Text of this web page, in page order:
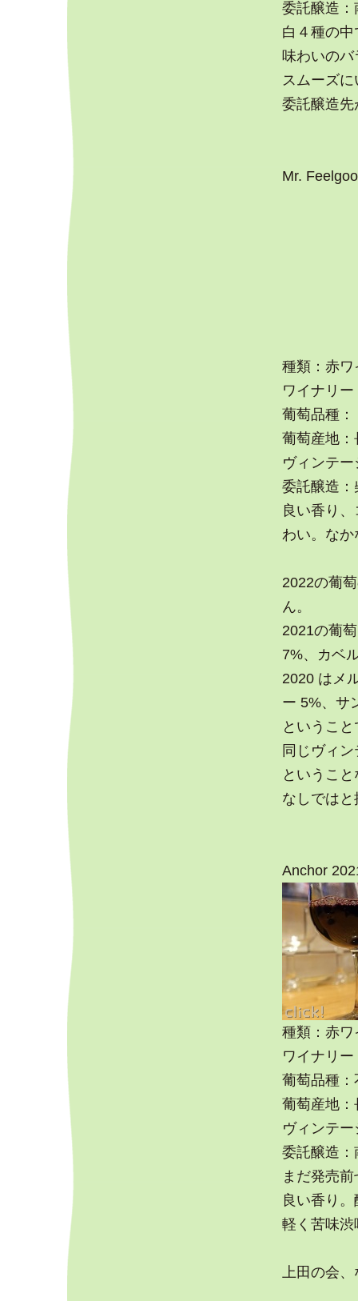
委託醸造：
白４種の
味わいの
スムーズ
委託醸造
Mr.
種類：赤ワ
ワイナリ
葡萄品種
葡萄産地
ヴィンテ
委託醸造：
良い香り
わい。な
2022の葡
ん。
2021の葡
7%、カベ
2020 はメ
ー 5%、サ
というこ
同じヴィ
というこ
なしではと
Anchor
種類：赤ワ
ワイナリ
葡萄品種：
葡萄産地
ヴィンテ
委託醸造：
まだ発売
良い香り
軽く苦味
上田の会